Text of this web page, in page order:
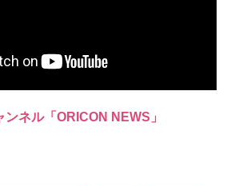
ネル「ORICON NEWS」